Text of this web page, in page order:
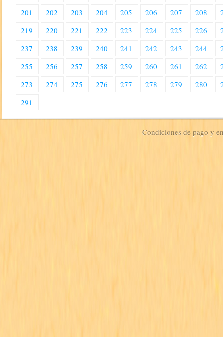
201
202 203 204 205 206 207 208
219
220 221 222 223 224 225 226
237
238 239 240 241 242 243 244
255
256 257 258 259 260 261 262
273
274 275 276 277 278 279 280
291
Condiciones de pago y